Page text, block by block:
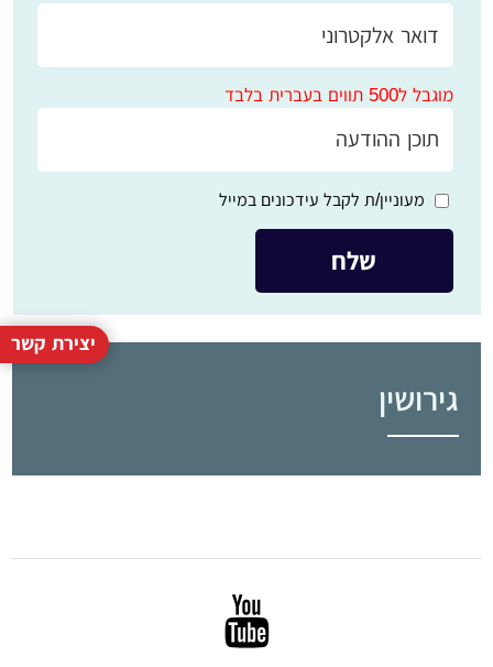
מוגבל ל500 תווים בעברית בלבד
מעוניין/ת לקבל עידכונים במייל
גירושין
יצירת קשר